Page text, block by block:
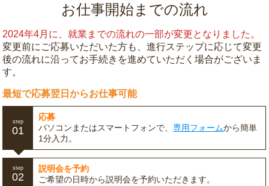
お仕事開始までの流れ
2024年4月に、就業までの流れの一部が変更となりました。
変更前にご応募いただいた方も、進行ステップに応じて変更
後の流れに沿ってお手続きを進めていただく場合がございま
す。
最短で応募翌日からお仕事可能
step
01
応募
パソコンまたはスマートフォンで、専用フォームから簡単
1分入力。
step
02
説明会を予約
ご希望の日時から説明会を予約いただきます。